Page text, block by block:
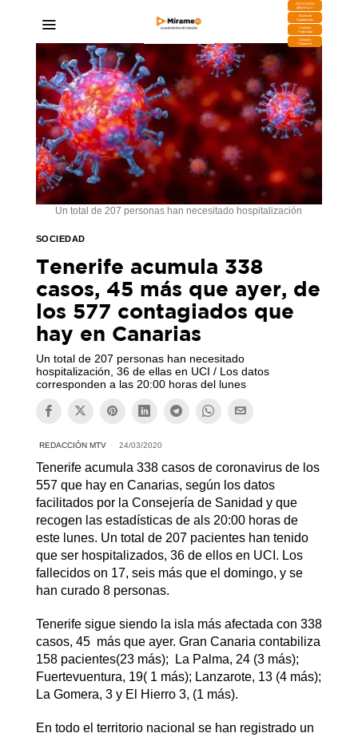
DESCARGA
MIRAPLAY
Buzón de
Sugerencias
Contratar
Publicidad
Contacto
Comercial
Un total de 207 personas han necesitado hospitalización
SOCIEDAD
Tenerife acumula 338
casos, 45 más que ayer, de
los 577 contagiados que
hay en Canarias
Un total de 207 personas han necesitado
hospitalización, 36 de ellas en UCI / Los datos
corresponden a las 20:00 horas del lunes
REDACCIÓN MTV 24/03/2020
Tenerife acumula 338 casos de coronavirus de los
557 que hay en Canarias, según los datos
facilitados por la Consejería de Sanidad y que
recogen las estadísticas de als 20:00 horas de
este lunes. Un total de 207 pacientes han tenido
que ser hospitalizados, 36 de ellos en UCI. Los
fallecidos on 17, seis más que el domingo, y se
han curado 8 personas.
Tenerife sigue siendo la isla más afectada con 338
casos, 45 más que ayer. Gran Canaria contabiliza
158 pacientes(23 más); La Palma, 24 (3 más);
Fuertevuentura, 19( 1 más); Lanzarote, 13 (4 más);
La Gomera, 3 y El Hierro 3, (1 más).
En todo el territorio nacional se han registrado un